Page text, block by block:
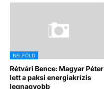
BELFÖLD
Rétvári Bence: Magyar Péter
lett a paksi energiakrízis
legnagyobb